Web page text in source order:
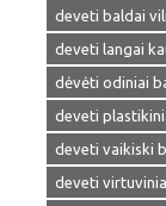
deveti baldai
deveti langai
dėvėti odiniai
deveti
deveti vaikiski
deveti